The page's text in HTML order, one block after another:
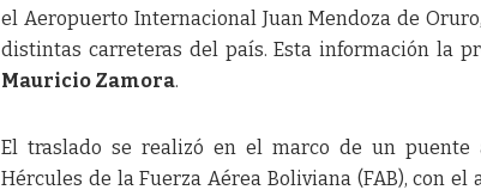
el Aeropuerto Internacional Juan Mendoza de
distintas carreteras del país. Esta información la
Mauricio Zamora.
El traslado se realizó en el marco de un puente
Hércules de la Fuerza Aérea Boliviana (FAB), con